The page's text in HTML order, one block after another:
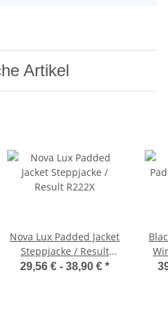
Artikel
Nova Lux Padded Jacket
Steppjacke / Result
R222X
29,56 € - 38,90 € *